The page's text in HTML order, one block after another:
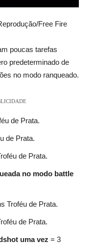
Free Fire
poucas tarefas
predeterminado de
no modo ranqueado.
de Prata.
de Prata.
de Prata.
no modo battle
Troféu de Prata.
de Prata.
uma vez = 3